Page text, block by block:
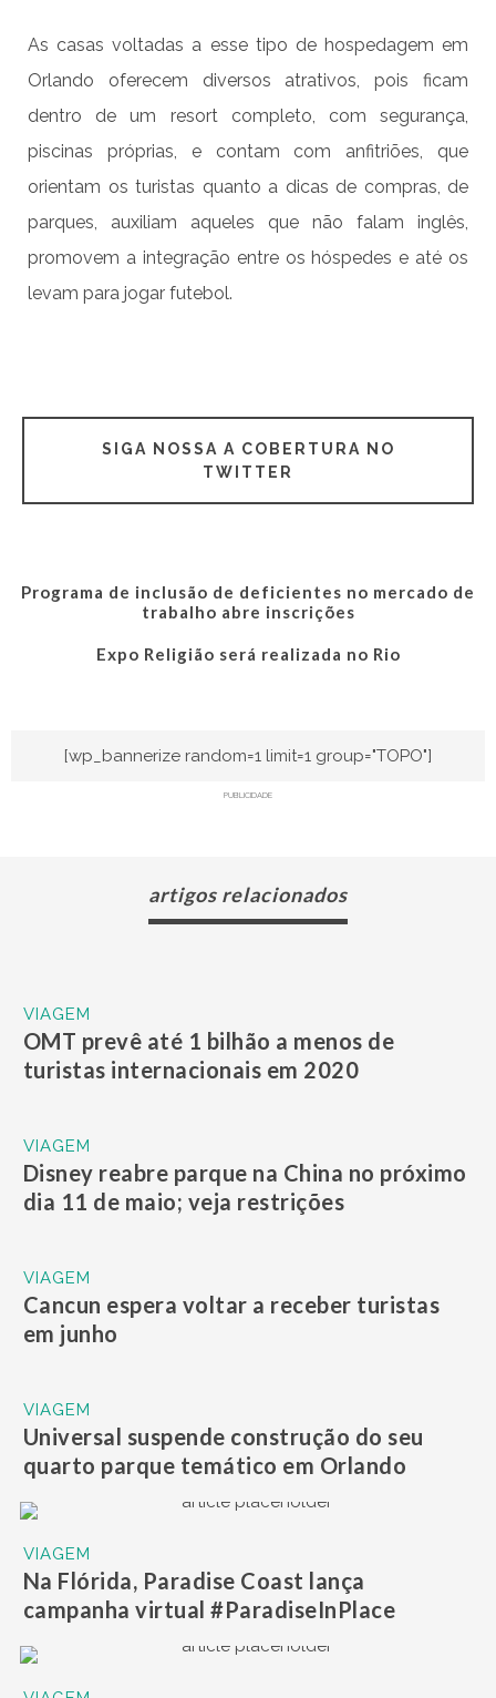
As casas voltadas a esse tipo de hospedagem em
Orlando oferecem diversos atrativos, pois ficam
dentro de um resort completo, com segurança,
piscinas próprias, e contam com anfitriões, que
orientam os turistas quanto a dicas de compras, de
parques, auxiliam aqueles que não falam inglês,
promovem a integração entre os hóspedes e até os
levam para jogar futebol.
SIGA NOSSA A COBERTURA NO
TWITTER
Programa de inclusão de deficientes no mercado de
trabalho abre inscrições
Expo Religião será realizada no Rio
[wp_bannerize random=1 limit=1 group="TOPO"]
PUBLICIDADE
artigos relacionados
VIAGEM
OMT prevê até 1 bilhão a menos de
turistas internacionais em 2020
VIAGEM
Disney reabre parque na China no próximo
dia 11 de maio; veja restrições
VIAGEM
Cancun espera voltar a receber turistas
em junho
VIAGEM
Universal suspende construção do seu
quarto parque temático em Orlando
VIAGEM
Na Flórida, Paradise Coast lança
campanha virtual #ParadiseInPlace